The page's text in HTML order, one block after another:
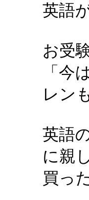
英語
お受
「今
レン
英語
に親
買っ